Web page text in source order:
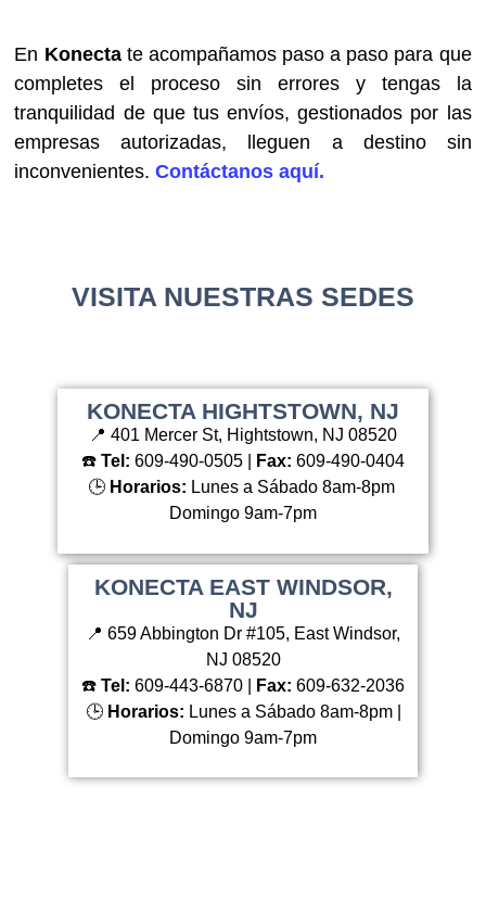
En Konectate acompañamos paso a paso para que
completes el proceso sin errores y tengas la
tranquilidad de que tus envíos, gestionados por las
empresas autorizadas, lleguen a destino sin
inconvenientes.Contáctanos aquí.
VISITA NUESTRAS SEDES
KONECTA HIGHTSTOWN, NJ
📍 401 Mercer St, Hightstown, NJ 08520
☎️ Tel: 609-490-0505 | Fax: 609-490-0404
🕒 Horarios: Lunes a Sábado 8am-8pm
Domingo 9am-7pm
KONECTA EAST WINDSOR,
NJ
📍 659 Abbington Dr #105, East Windsor,
NJ 08520
☎️ Tel: 609-443-6870 | Fax: 609-632-2036
🕒 Horarios: Lunes a Sábado 8am-8pm |
Domingo 9am-7pm